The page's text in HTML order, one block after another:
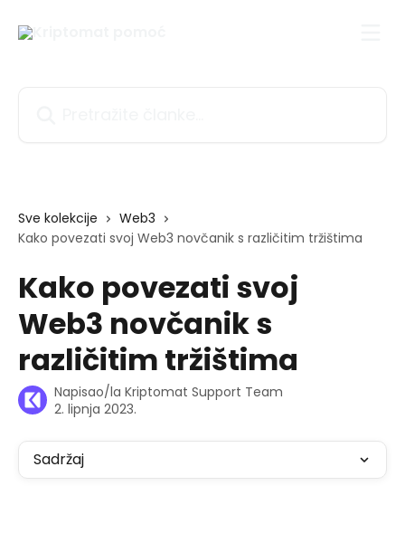
Sve kolekcije
Web3
Kako povezati svoj Web3 novčanik s različitim tržištima
Kako povezati svoj
Web3 novčanik s
različitim tržištima
Napisao/la Kriptomat Support Team
2. lipnja 2023.
Sadržaj